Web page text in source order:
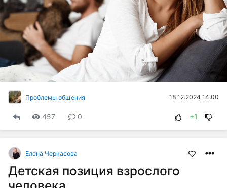
Проблемы общения 18.12.2024 14:00
457 0 +1
Елена Черкасова
Детская позиция взрослого